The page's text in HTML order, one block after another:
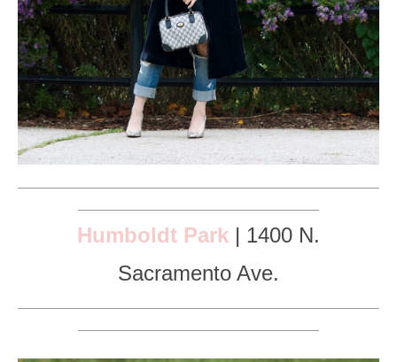
Humboldt Park | 1400 N.
Sacramento Ave.